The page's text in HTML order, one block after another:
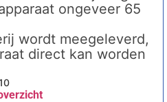
ongeveer 65
wordt meegeleverd,
direct kan worden